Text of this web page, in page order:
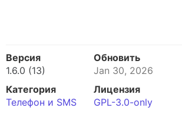
Версия
1.6.0 (13)
Обновить
Jan 30, 2026
Категория
Телефон и SMS
Лицензия
GPL-3.0-only